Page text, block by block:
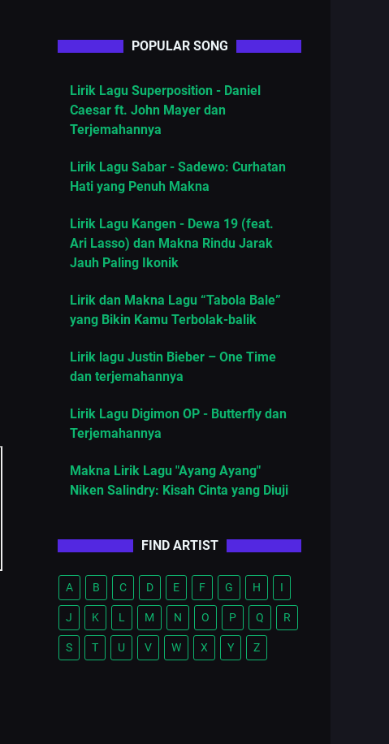
POPULAR SONG
Lirik Lagu Superposition - Daniel
Caesar ft. John Mayer dan
Terjemahannya
Lirik Lagu Sabar - Sadewo: Curhatan
Hati yang Penuh Makna
Lirik Lagu Kangen - Dewa 19 (feat.
Ari Lasso) dan Makna Rindu Jarak
Jauh Paling Ikonik
Lirik dan Makna Lagu “Tabola Bale”
yang Bikin Kamu Terbolak-balik
Lirik lagu Justin Bieber – One Time
dan terjemahannya
Lirik Lagu Digimon OP - Butterfly dan
Terjemahannya
Makna Lirik Lagu "Ayang Ayang"
Niken Salindry: Kisah Cinta yang Diuji
FIND ARTIST
A B C D E F G H I
J K L M N O P Q R
S T U V W X Y Z